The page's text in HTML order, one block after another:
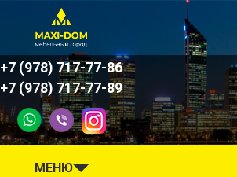
+7 (978) 717-77-86
+7 (978) 717-77-89
#
МЕНЮ